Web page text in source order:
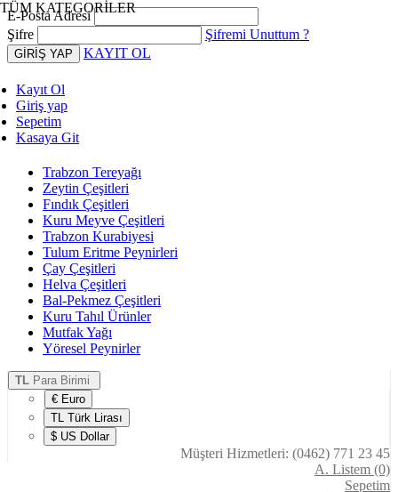
E-Posta Adresi
Şifre
Şifremi Unuttum ?
KAYIT OL
Kayıt Ol
Giriş yap
Sepetim
Kasaya Git
Trabzon Tereyağı
Zeytin Çeşitleri
Fındık Çeşitleri
Kuru Meyve Çeşitleri
Trabzon Kurabiyesi
Tulum Eritme Peynirleri
Çay Çeşitleri
Helva Çeşitleri
Bal-Pekmez Çeşitleri
Kuru Tahıl Ürünler
Mutfak Yağı
Yöresel Peynirler
TL Para Birimi
€ Euro
TL Türk Lirası
$ US Dollar
Müşteri Hizmetleri: (0462) 771 23 45
A. Listem (0)
Sepetim
TÜM KATEGORİLER